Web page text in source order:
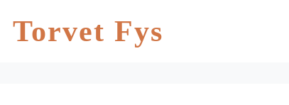
Torvet Fys